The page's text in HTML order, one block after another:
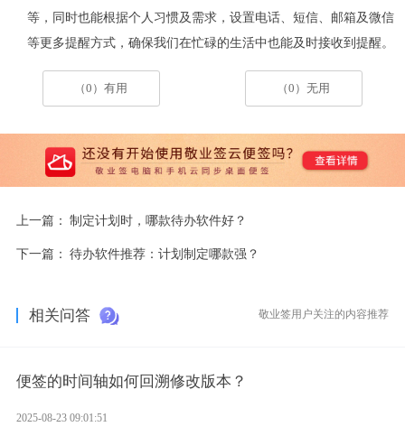
等，同时也能根据个人习惯及需求，设置电话、短信、邮箱及微信
等更多提醒方式，确保我们在忙碌的生活中也能及时接收到提醒。
（0）有用 （0）无用
上一篇： 制定计划时，哪款待办软件好？
下一篇： 待办软件推荐：计划制定哪款强？
相关问答 敬业签用户关注的内容推荐
便签的时间轴如何回溯修改版本？
2025-08-23 09:01:51